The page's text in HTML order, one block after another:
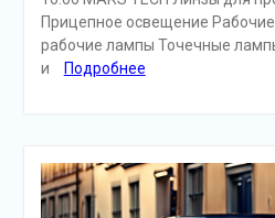
Прицепное освещение
рабочие лампы Точечные
и
Подробнее